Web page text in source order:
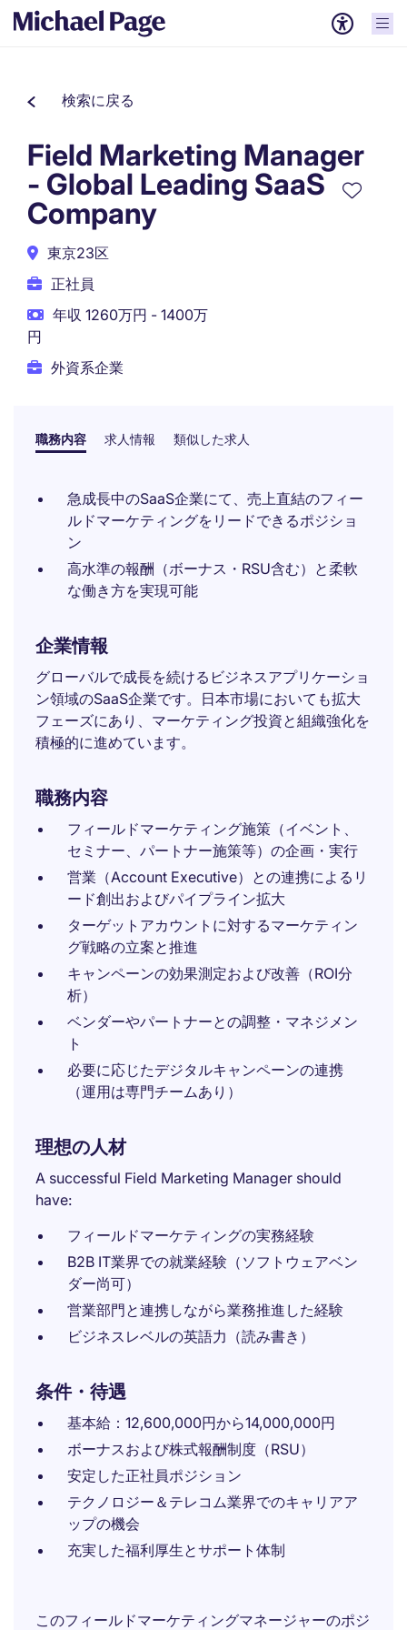
検索に戻る
Field Marketing Manager
- Global Leading SaaS
Company
東京23区
正社員
年収 1260万円 - 1400万
円
外資系企業
職務内容 求人情報 類似した求人
急成長中のSaaS企業にて、売上直結のフィー
ルドマーケティングをリードできるポジショ
ン
高水準の報酬（ボーナス・RSU含む）と柔軟
な働き方を実現可能
企業情報
グローバルで成長を続けるビジネスアプリケーショ
ン領域のSaaS企業です。日本市場においても拡大
フェーズにあり、マーケティング投資と組織強化を
積極的に進めています。
職務内容
フィールドマーケティング施策（イベント、
セミナー、パートナー施策等）の企画・実行
営業（Account Executive）との連携によるリ
ード創出およびパイプライン拡大
ターゲットアカウントに対するマーケティン
グ戦略の立案と推進
キャンペーンの効果測定および改善（ROI分
析）
ベンダーやパートナーとの調整・マネジメン
ト
必要に応じたデジタルキャンペーンの連携
（運用は専門チームあり）
理想の人材
A successful Field Marketing Manager should
have:
フィールドマーケティングの実務経験
B2B IT業界での就業経験（ソフトウェアベン
ダー尚可）
営業部門と連携しながら業務推進した経験
ビジネスレベルの英語力（読み書き）
条件・待遇
基本給：12,600,000円から14,000,000円
ボーナスおよび株式報酬制度（RSU）
安定した正社員ポジション
テクノロジー＆テレコム業界でのキャリアア
ップの機会
充実した福利厚生とサポート体制
このフィールドマーケティングマネージャーのポジ